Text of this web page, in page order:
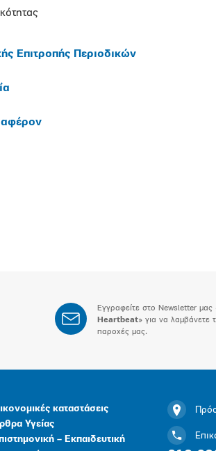
Επιτροπής Περιοδικών
Εγγραφείτε στο Newsletter μας
Heartbeat» για να λαμβάνετε
παροχές μας.
καταστάσεις
Υγείας
– Εκπαιδευτική